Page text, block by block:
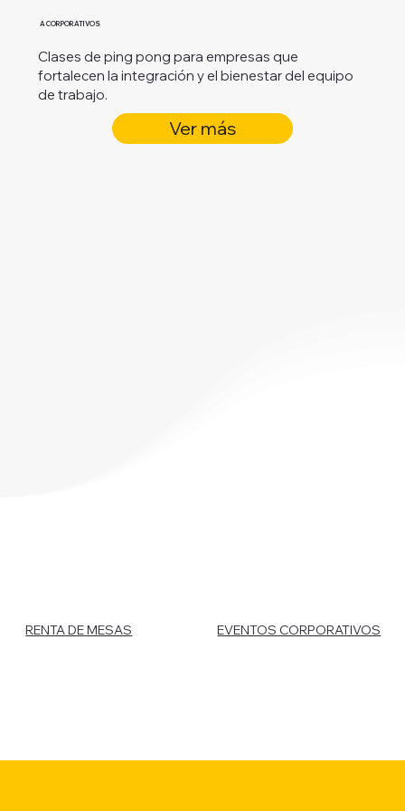
A CORPORATIVOS
Clases de ping pong para empresas que
fortalecen la integración y el bienestar del equipo
de trabajo.
Ver más
RENTA DE MESAS EVENTOS CORPORATIVOS